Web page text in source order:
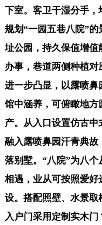
下室。客卫干湿分手
规划“一园五巷八院”
址公园，持久保值增
办事，巷道两侧种植
进一步凸显，以露喷
馆中涵养，可俯瞰地
产。从入口设置仿古
融入露喷鼻园汗青典故
落别墅。“八院”为八
相遇，业从可按照爱
设。搭配照壁、水景取
入户门采用定制实木